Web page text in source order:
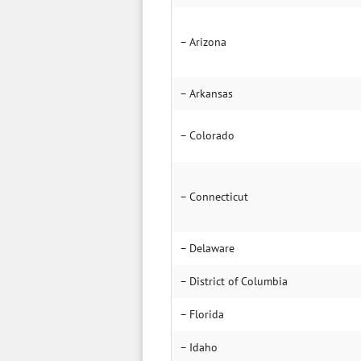
– Arizona
– Arkansas
– Colorado
– Connecticut
– Delaware
– District of Columbia
– Florida
– Idaho